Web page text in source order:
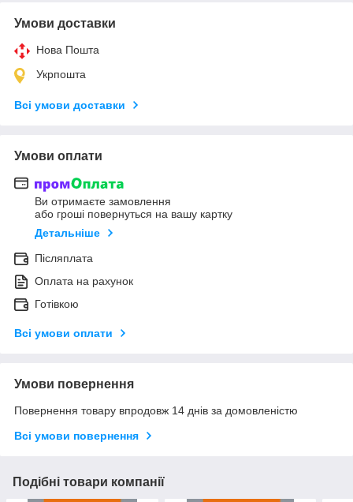
Умови доставки
Нова Пошта
Укрпошта
Всі умови доставки
Умови оплати
Ви отримаєте замовлення
або гроші повернуться на вашу картку
Детальніше
Післяплата
Оплата на рахунок
Готівкою
Всі умови оплати
Умови повернення
Повернення товару впродовж 14 днів за домовленістю
Всі умови повернення
Подібні товари компанії